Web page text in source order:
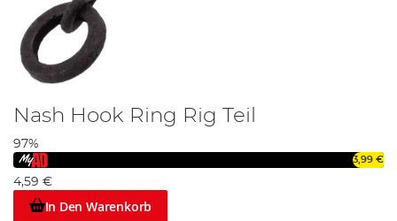
Nash Hook Ring Rig Teil
97%
3,99 €
4,59 €
In Den Warenkorb